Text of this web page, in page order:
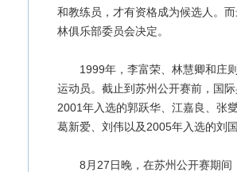
和教练员，才有资格成为候选人。
林俱乐部委员会决定。
1999年，李富荣、林慧卿和庄则
运动员。截止到苏州公开赛前，国
2001年入选的郭跃华、江嘉良、张
葛新爱、刘伟以及2005年入选的刘
8月27日晚，在苏州公开赛期间